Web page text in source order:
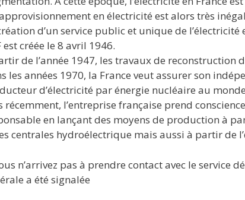
en électricité est alors très
d’un service public et unique de
est créée le 8 avril 1946.
de l’année 1947, les travaux de reconstruction
les années 1970, la France veut assurer son
d’électricité par énergie nucléaire au
récemment, l’entreprise française prend
en lançant des moyens de production à
centrales hydroélectrique mais aussi à partir de
n’arrivez pas à prendre contact avec le service
a été signalée